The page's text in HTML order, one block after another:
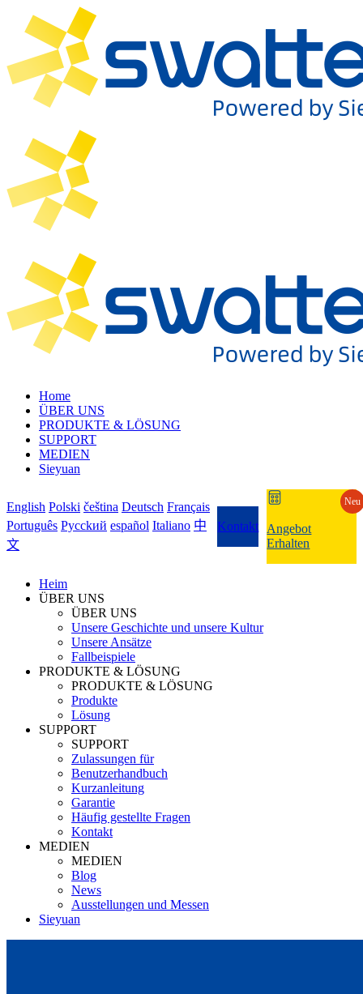
Home
ÜBER UNS
PRODUKTE & LÖSUNG
SUPPORT
MEDIEN
Sieyuan
English Polski čeština Deutsch Français
Português Pycckий español Italiano 中
文
Kontakt
Angebot
Erhalten
Neu
Heim
ÜBER UNS
ÜBER UNS
Unsere Geschichte und unsere Kultur
Unsere Ansätze
Fallbeispiele
PRODUKTE & LÖSUNG
PRODUKTE & LÖSUNG
Produkte
Lösung
SUPPORT
SUPPORT
Zulassungen für
Benutzerhandbuch
Kurzanleitung
Garantie
Häufig gestellte Fragen
Kontakt
MEDIEN
MEDIEN
Blog
News
Ausstellungen und Messen
Sieyuan